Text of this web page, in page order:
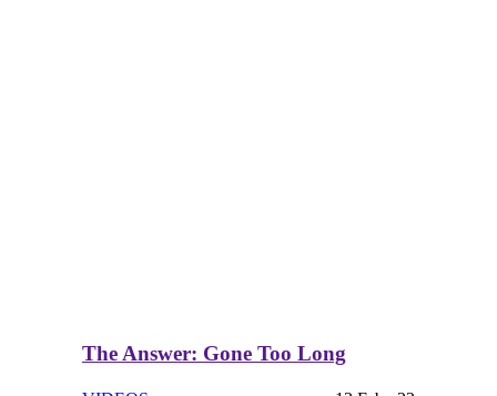
The Answer: Gone Too Long